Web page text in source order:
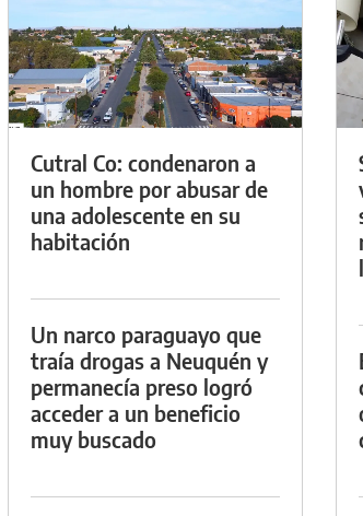
Cutral Co: condenaron a
un hombre por abusar de
una adolescente en su
habitación
Un narco paraguayo que
traía drogas a Neuquén y
permanecía preso logró
acceder a un beneficio
muy buscado